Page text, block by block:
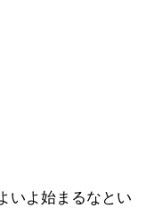
いよ始まるなとい